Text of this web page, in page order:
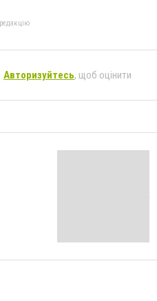
Авторизуйтесь, щоб оцінити